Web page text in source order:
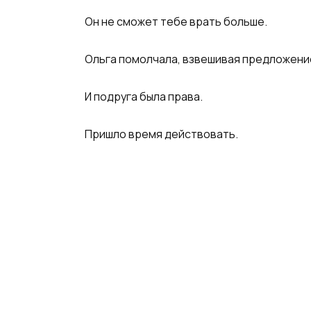
Он не сможет тебе врать больше.
Ольга помолчала, взвешивая
И подруга была права.
Пришло время действовать.